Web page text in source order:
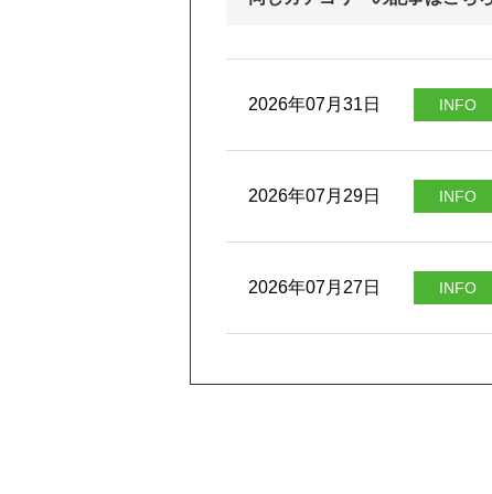
2026年07月31日 INFO
2026年07月29日 INFO
2026年07月27日 INFO